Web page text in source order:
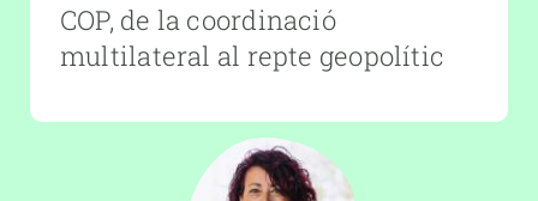
COP, de la coordinació
multilateral al repte geopolític